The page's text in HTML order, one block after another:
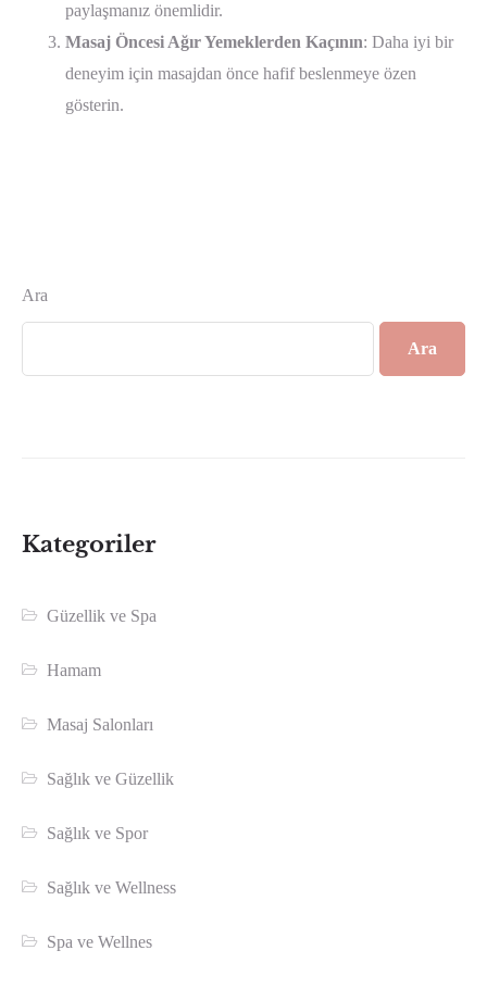
paylaşmanız önemlidir.
Masaj Öncesi Ağır Yemeklerden Kaçının: Daha iyi bir
deneyim için masajdan önce hafif beslenmeye özen
gösterin.
Ara
Ara
Kategoriler
Güzellik ve Spa
Hamam
Masaj Salonları
Sağlık ve Güzellik
Sağlık ve Spor
Sağlık ve Wellness
Spa ve Wellnes